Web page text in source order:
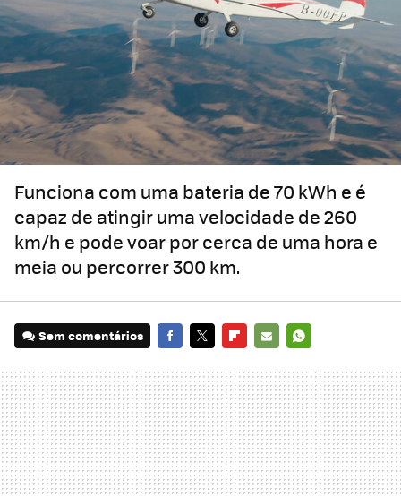
Funciona com uma bateria de 70 kWh e é
capaz de atingir uma velocidade de 260
km/h e pode voar por cerca de uma hora e
meia ou percorrer 300 km.
Sem comentários
MAIL